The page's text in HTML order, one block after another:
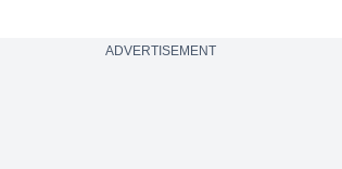
ADVERTISEMENT